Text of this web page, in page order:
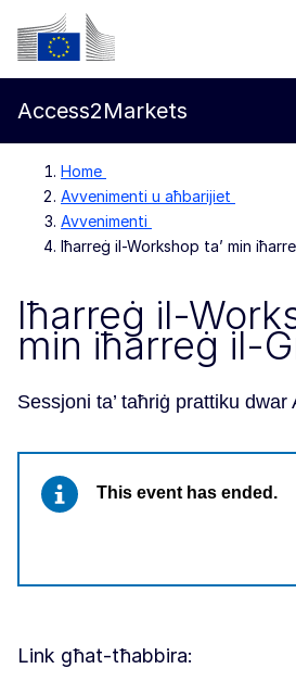
Mur għall-kontenut ewlieni
Kummissjoni Ewropea
Access2Markets
Home
Avvenimenti u aħbarijiet
Avvenimenti
Iħarreġ il-Workshop ta’ min
Iħarreġ il-
min iħarreġ il-
Sessjoni ta’ taħriġ prattiku
This event has ended.
Link għat-tħabbira: